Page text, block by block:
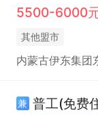
5500-6000
其他盟市
内蒙古伊东集团
兼 普工(免费